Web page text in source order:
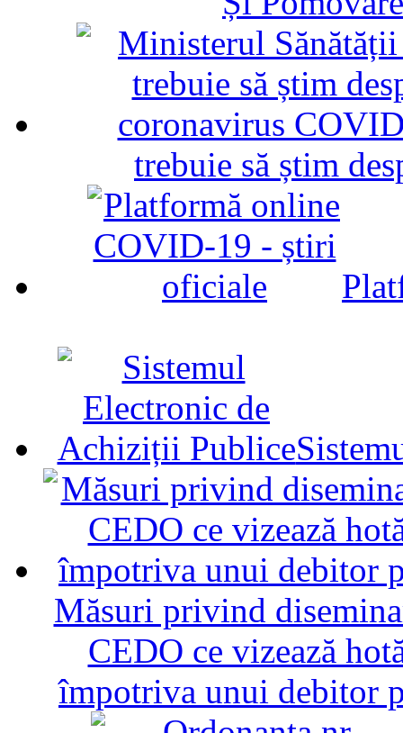
trebuie să știm
Măsuri privind
CEDO ce vizează
împotriva unui debitor